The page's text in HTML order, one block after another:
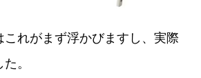
これがまず浮かびますし、実際
。